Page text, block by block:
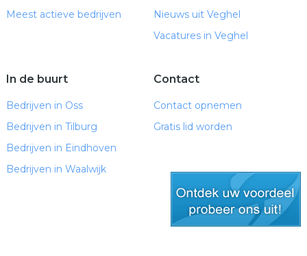
Meest actieve bedrijven
Nieuws uit Veghel
Vacatures in Veghel
In de buurt
Bedrijven in Oss
Bedrijven in Tilburg
Bedrijven in Eindhoven
Bedrijven in Waalwijk
Contact
Contact opnemen
Gratis lid worden